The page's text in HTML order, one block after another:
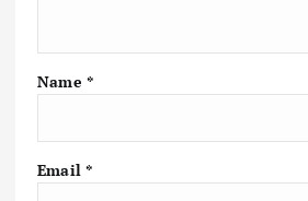
Name *
Email *